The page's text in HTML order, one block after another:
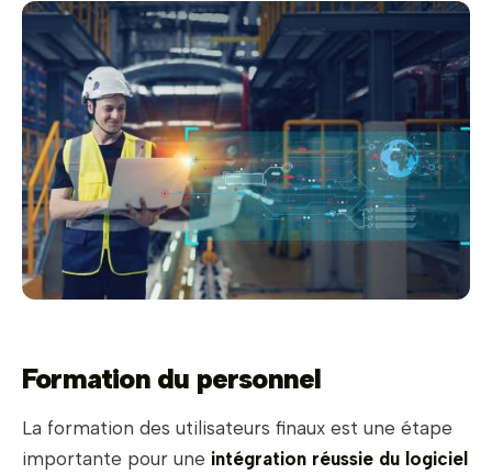
Formation du personnel
La formation des utilisateurs finaux est une étape
importante pour une intégration réussie du logiciel